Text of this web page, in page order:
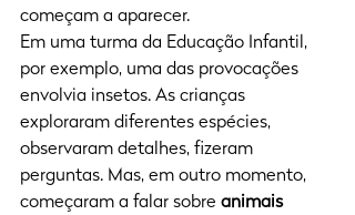
começam a aparecer.
Em uma turma da Educação Infantil,
por exemplo, uma das provocações
envolvia insetos. As crianças
exploraram diferentes espécies,
observaram detalhes, fizeram
perguntas. Mas, em outro momento,
começaram a falar sobre animais